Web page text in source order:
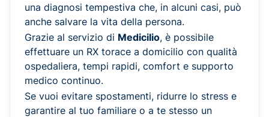
una diagnosi tempestiva che, in alcuni casi, può
anche salvare la vita della persona.
Grazie al servizio di Medicilio, è possibile
effettuare un RX torace a domicilio con qualità
ospedaliera, tempi rapidi, comfort e supporto
medico continuo.
Se vuoi evitare spostamenti, ridurre lo stress e
garantire al tuo familiare o a te stesso un